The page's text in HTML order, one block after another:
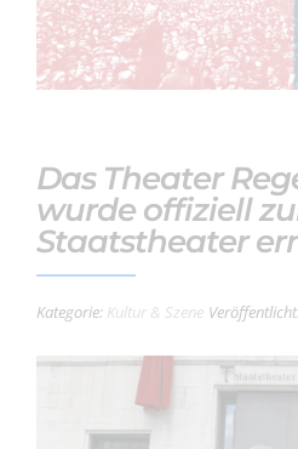
Das Theater
wurde offiziell
Staatstheater
Kategorie: Kultur & Szene